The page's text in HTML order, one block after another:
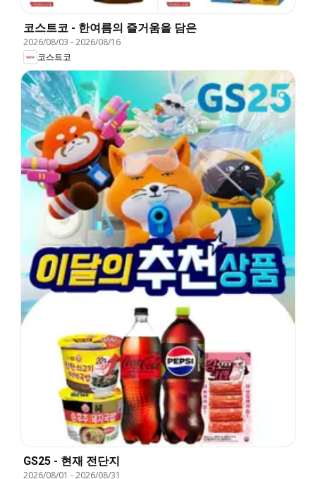
코스트코 - 한여름의 즐거움을 담은
2026/08/03 -2026/08/16
코스트코
GS25 - 현재 전단지
2026/08/01 -2026/08/31